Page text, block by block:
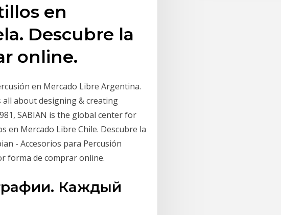
en
Descubre la
online.
en Mercado Libre Argentina.
all about designing & creating
SABIAN is the global center for
en Mercado Libre Chile. Descubre la
- Accesorios para Percusión
forma de comprar online.
Каждый